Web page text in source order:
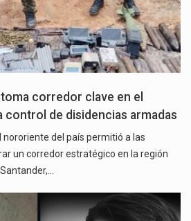
corredor clave en el
control de disidencias armadas
del país permitió a las
un corredor estratégico en la región